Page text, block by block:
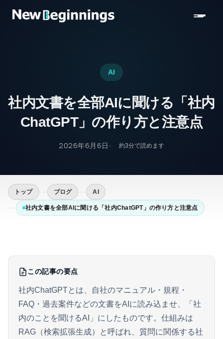
AI
社内文書を全部AIに聞ける「社内
ChatGPT」の作り方と注意点
2026年6月6日 約3分で読めます
トップ ブログ AI
社内文書を全部AIに聞ける「社内ChatGPT」の作り方と注意点
この記事の要点
社内ChatGPTとは、自社のマニュアル・規程・
FAQ・過去案件などの文書をAIに読み込ませ、「社
内のことを聞けるAI」にしたものです。仕組みは
RAG（検索拡張生成）と呼ばれ、質問に関係する社